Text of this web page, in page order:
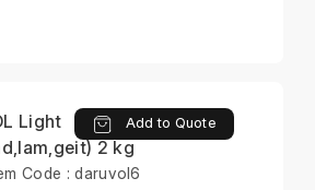
Light
2 kg
Add to Quote
Code : daruvol6